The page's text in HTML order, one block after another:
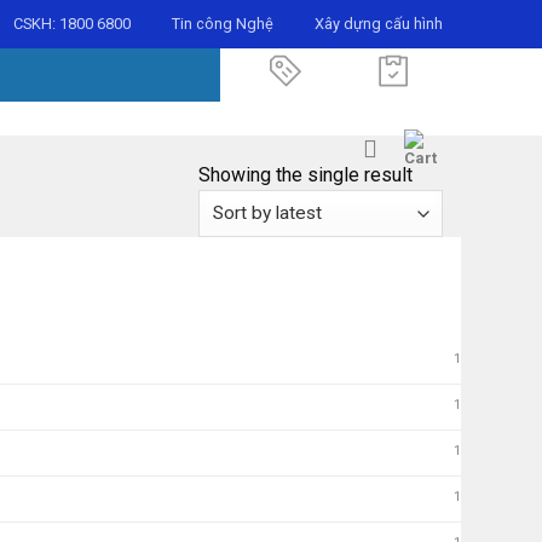
CSKH: 1800 6800 Tin công Nghệ Xây dựng cấu hình
Showing the single result
1
1
1
1